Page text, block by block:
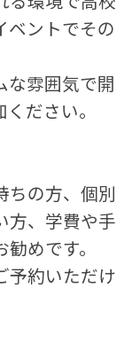
ベントでその
な雰囲気で開
ださい。
ちの方、個別
方、学費や手
めです。
予約いただけ